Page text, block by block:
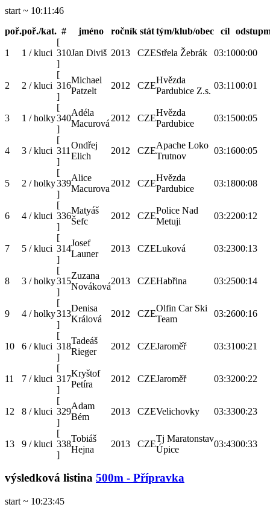
start ~ 10:11:46
poř.poř./kat. # jméno ročník stát tým/klub/obec cíl odstup
1 1 / kluci
[
310
]
Jan Diviš 2013 CZEStřela Žebrák 03:1000:00
2 2 / kluci
[
316
]
Michael
Patzelt
2012 CZE
Hvězda
Pardubice Z.s.
03:11 00:01
3 1 / holky
[
340
]
Adéla
Macurová
2012 CZE
Hvězda
Pardubice
03:1500:05
4 3 / kluci
[
311
]
Ondřej
Elich
2012 CZE
Apache Loko
Trutnov
03:1600:05
5 2 / holky
[
339
]
Alice
Macurova
2012 CZE
Hvězda
Pardubice
03:1800:08
6 4 / kluci
[
336
]
Matyáš
Šefc
2012 CZE
Police Nad
Metuji
03:2200:12
7 5 / kluci
[
314
]
Josef
Launer
2013 CZELuková 03:2300:13
8 3 / holky
[
315
]
Zuzana
Nováková
2013 CZEHabřina 03:2500:14
9 4 / holky
[
313
]
Denisa
Králová
2012 CZE
Olfin Car Ski
Team
03:2600:16
10 6 / kluci
[
318
]
Tadeáš
Rieger
2012 CZEJaroměř 03:3100:21
11 7 / kluci
[
317
]
Kryštof
Petíra
2012 CZEJaroměř 03:3200:22
12 8 / kluci
[
329
]
Adam
Bém
2013 CZEVelichovky 03:3300:23
13 9 / kluci
[
338
]
Tobiáš
Hejna
2013 CZE
Tj Maratonstav
Úpice
03:4300:33
výsledková listina 500m - Přípravka
start ~ 10:23:45